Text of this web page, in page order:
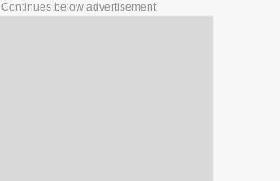
Continues below advertisement